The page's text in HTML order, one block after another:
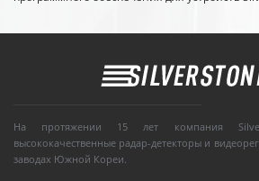
На протяжении 15 лет компания
высококачественные радар-детекторы и
заводах Южной Кореи.